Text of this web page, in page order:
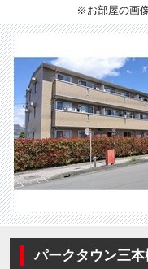
※お部屋の画
パークタウン三